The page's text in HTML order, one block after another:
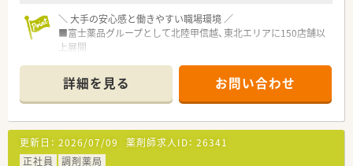
＼ 本求人はこんな方にオススメ ／
★子育て中のママさん薬剤師さん
★これから子育てを考えられている方
★キャリアアップ・スキルアップをされたいる方
＼ 店舗情報 ／
■サポート体制しっかりで安心してご就業いただけます。
■土日休みの店舗で数パターンのシフト有！17時30分終業もあ
り、アフターファイブも充実できます♪
■薬剤師人数もゆとりあり、ベテランの薬剤師さんが活躍してい
＼ 大手の安心感と働きやすい職場環境 ／
■富士薬品グループとして北陸甲信越、東北エリアに150店舗以
上展開
きる環境が整っています。
■労働組合もあり年々働きやすい会社へと進化を続けておられ
ます。
＼ 子育て応援企業 ／
■産育休の取得希望者には100％取得いただき
復帰を希望された方も近隣に複数店舗あることもあり、ほぼご
詳細を見る お問い合わせ
更新日： 2026/07/09 薬剤師求人ID： 26341
正社員
調剤薬局